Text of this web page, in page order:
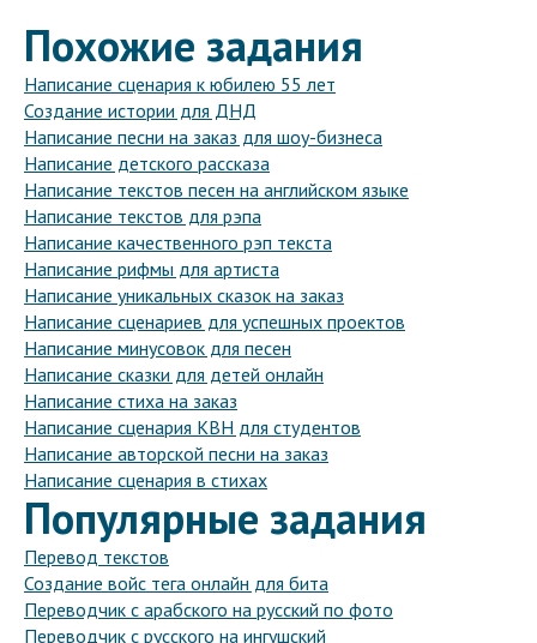
Похожие задания
Написание сценария к юбилею 55 лет
Создание истории для ДНД
Написание песни на заказ для шоу-бизнеса
Написание детского рассказа
Написание текстов песен на английском языке
Написание текстов для рэпа
Написание качественного рэп текста
Написание рифмы для артиста
Написание уникальных сказок на заказ
Написание сценариев для успешных проектов
Написание минусовок для песен
Написание сказки для детей онлайн
Написание стиха на заказ
Написание сценария КВН для студентов
Написание авторской песни на заказ
Написание сценария в стихах
Популярные задания
Перевод текстов
Создание войс тега онлайн для бита
Переводчик с арабского на русский по фото
Переводчик с русского на ингушский